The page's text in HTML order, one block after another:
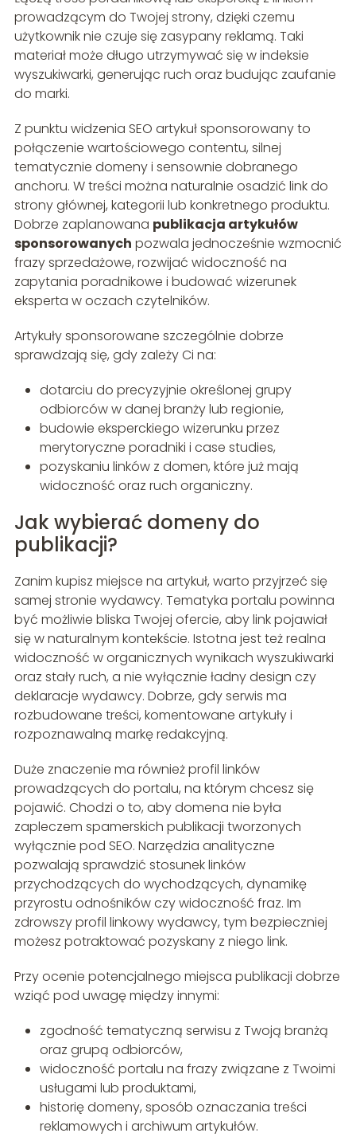
prowadzącym do Twojej strony, dzięki czemu
użytkownik nie czuje się zasypany reklamą. Taki
materiał może długo utrzymywać się w indeksie
wyszukiwarki, generując ruch oraz budując zaufanie
do marki.
Z punktu widzenia SEO artykuł sponsorowany to
połączenie wartościowego contentu, silnej
tematycznie domeny i sensownie dobranego
anchoru. W treści można naturalnie osadzić link do
strony głównej, kategorii lub konkretnego produktu.
Dobrze zaplanowana publikacja artykułów
sponsorowanych pozwala jednocześnie wzmocnić
frazy sprzedażowe, rozwijać widoczność na
zapytania poradnikowe i budować wizerunek
eksperta w oczach czytelników.
Artykuły sponsorowane szczególnie dobrze
sprawdzają się, gdy zależy Ci na:
dotarciu do precyzyjnie określonej grupy
odbiorców w danej branży lub regionie,
budowie eksperckiego wizerunku przez
merytoryczne poradniki i case studies,
pozyskaniu linków z domen, które już mają
widoczność oraz ruch organiczny.
Jak wybierać domeny do
publikacji?
Zanim kupisz miejsce na artykuł, warto przyjrzeć się
samej stronie wydawcy. Tematyka portalu powinna
być możliwie bliska Twojej ofercie, aby link pojawiał
się w naturalnym kontekście. Istotna jest też realna
widoczność w organicznych wynikach wyszukiwarki
oraz stały ruch, a nie wyłącznie ładny design czy
deklaracje wydawcy. Dobrze, gdy serwis ma
rozbudowane treści, komentowane artykuły i
rozpoznawalną markę redakcyjną.
Duże znaczenie ma również profil linków
prowadzących do portalu, na którym chcesz się
pojawić. Chodzi o to, aby domena nie była
zapleczem spamerskich publikacji tworzonych
wyłącznie pod SEO. Narzędzia analityczne
pozwalają sprawdzić stosunek linków
przychodzących do wychodzących, dynamikę
przyrostu odnośników czy widoczność fraz. Im
zdrowszy profil linkowy wydawcy, tym bezpieczniej
możesz potraktować pozyskany z niego link.
Przy ocenie potencjalnego miejsca publikacji dobrze
wziąć pod uwagę między innymi:
zgodność tematyczną serwisu z Twoją branżą
oraz grupą odbiorców,
widoczność portalu na frazy związane z Twoimi
usługami lub produktami,
historię domeny, sposób oznaczania treści
reklamowych i archiwum artykułów.